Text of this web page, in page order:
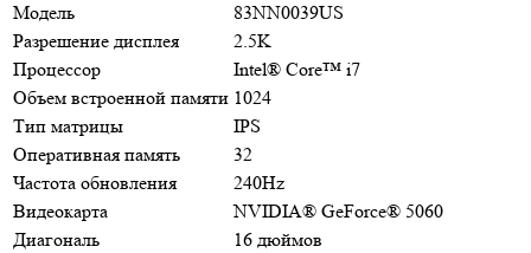
Модель
83NN0039US
Разрешение дисплея
2.5K
Процессор
Intеl® Сorе™ i7
Объем встроенной памяти 1024
Тип матрицы
IPS
Оперативная память
32
Частота обновления
240Hz
Видеокарта
NVIDIА® GеFоrсе® 5060
Диагональ
16 дюймов